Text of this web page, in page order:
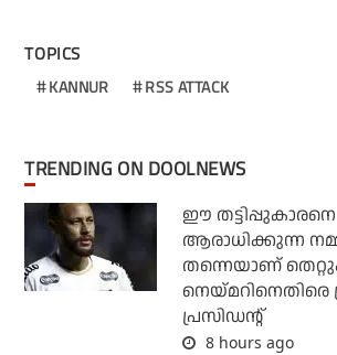
TOPICS
KANNUR RSS ATTACK
TRENDING ON DOOLNEWS
ഈ തട്ടിപ്പുകാരനെ
ആരാധിക്കുന്ന
തന്നെയാണ്
നെയ്മറിനെതിരെ
പ്രസിഡന്റ്
8 hours ago